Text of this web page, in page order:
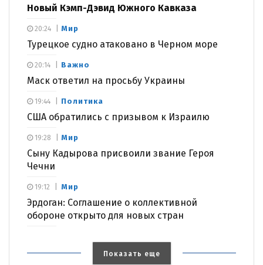
Новый Кэмп-Дэвид Южного Кавказа
Мир
Турецкое судно атаковано в Черном море
20:24
Важно
Маск ответил на просьбу Украины
20:14
Политика
США обратились с призывом к Израилю
19:44
Мир
Сыну Кадырова присвоили звание Героя
Чечни
19:28
Мир
Эрдоган: Соглашение о коллективной
обороне открыто для новых стран
19:12
Показать еще